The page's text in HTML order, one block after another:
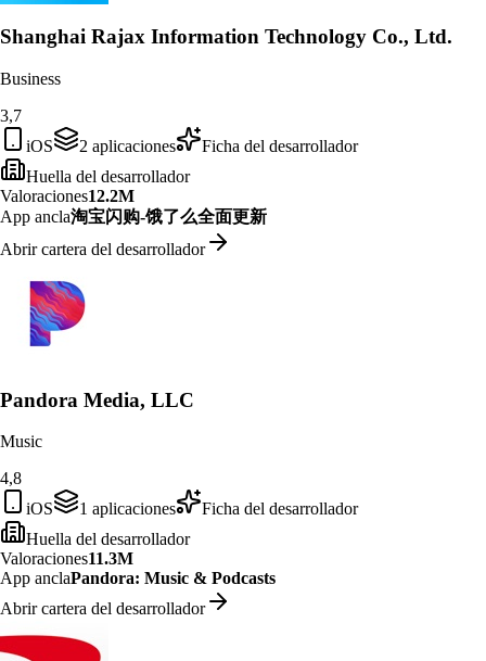
Shanghai Rajax Information Technology Co., Ltd.
Business
3,7
iOS
2 aplicaciones
Ficha del desarrollador
Huella del desarrollador
Valoraciones12.2M
App ancla淘宝闪购-饿了么全面更新
Abrir cartera del desarrollador
Pandora Media, LLC
Music
4,8
iOS
1 aplicaciones
Ficha del desarrollador
Huella del desarrollador
Valoraciones11.3M
App anclaPandora: Music & Podcasts
Abrir cartera del desarrollador